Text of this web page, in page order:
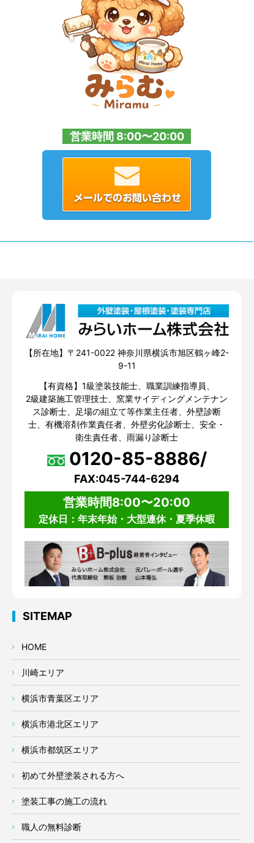
営業時間 8:00〜20:00
【所在地】〒241-0022 神奈川県横浜市旭区鶴ヶ峰2-
9-11
【有資格】1級塗装技能士、職業訓練指導員、
2級建築施工管理技士、窯業サイディングメンテナン
ス診断士、足場の組立て等作業主任者、外壁診断
士、有機溶剤作業責任者、外壁劣化診断士、安全・
衛生責任者、雨漏り診断士
0120-85-8886/
FAX:045-744-6294
営業時間8:00〜20:00
定休日：年末年始・大型連休・夏季休暇
SITEMAP
HOME
川崎エリア
横浜市青葉区エリア
横浜市港北区エリア
横浜市都筑区エリア
初めて外壁塗装される方へ
塗装工事の施工の流れ
職人の無料診断